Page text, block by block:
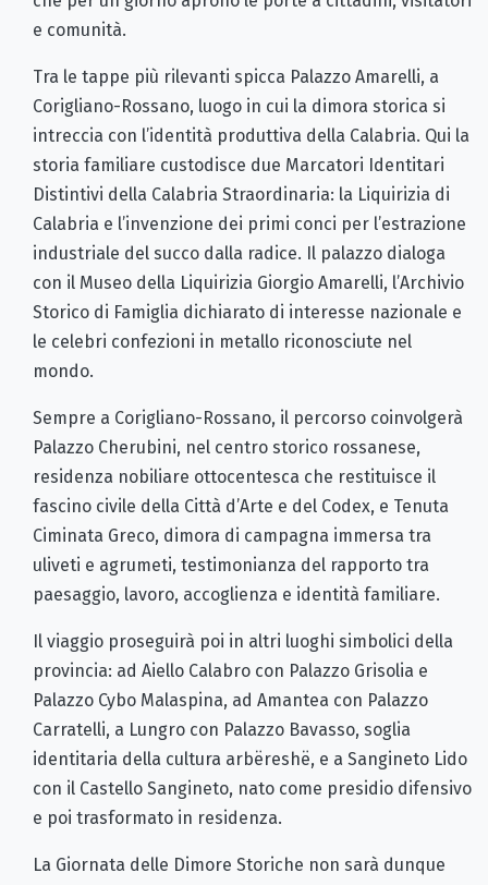
e comunità.
Tra le tappe più rilevanti spicca Palazzo Amarelli, a
Corigliano-Rossano, luogo in cui la dimora storica si
intreccia con l’identità produttiva della Calabria. Qui la
storia familiare custodisce due Marcatori Identitari
Distintivi della Calabria Straordinaria: la Liquirizia di
Calabria e l’invenzione dei primi conci per l’estrazione
industriale del succo dalla radice. Il palazzo dialoga
con il Museo della Liquirizia Giorgio Amarelli, l’Archivio
Storico di Famiglia dichiarato di interesse nazionale e
le celebri confezioni in metallo riconosciute nel
mondo.
Sempre a Corigliano-Rossano, il percorso coinvolgerà
Palazzo Cherubini, nel centro storico rossanese,
residenza nobiliare ottocentesca che restituisce il
fascino civile della Città d’Arte e del Codex, e Tenuta
Ciminata Greco, dimora di campagna immersa tra
uliveti e agrumeti, testimonianza del rapporto tra
paesaggio, lavoro, accoglienza e identità familiare.
Il viaggio proseguirà poi in altri luoghi simbolici della
provincia: ad Aiello Calabro con Palazzo Grisolia e
Palazzo Cybo Malaspina, ad Amantea con Palazzo
Carratelli, a Lungro con Palazzo Bavasso, soglia
identitaria della cultura arbëreshë, e a Sangineto Lido
con il Castello Sangineto, nato come presidio difensivo
e poi trasformato in residenza.
La Giornata delle Dimore Storiche non sarà dunque